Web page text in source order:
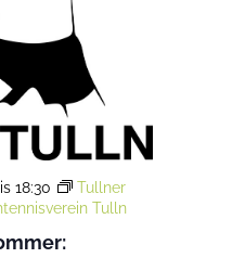
18:30
Tullner
Tulln